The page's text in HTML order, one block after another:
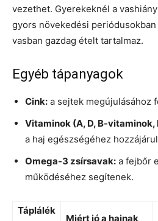
vezethet. Gyerekeknél a
gyors növekedési periódusokban
vasban gazdag ételt tartalmaz.
Egyéb tápanyagok
Cink: a sejtek megújulásához
Vitaminok (A, D, B-vitaminok,
a haj egészségéhez
Omega-3 zsírsavak: a fejbőr
működéséhez segítenek.
Táplálék
Miért jó a hajnak